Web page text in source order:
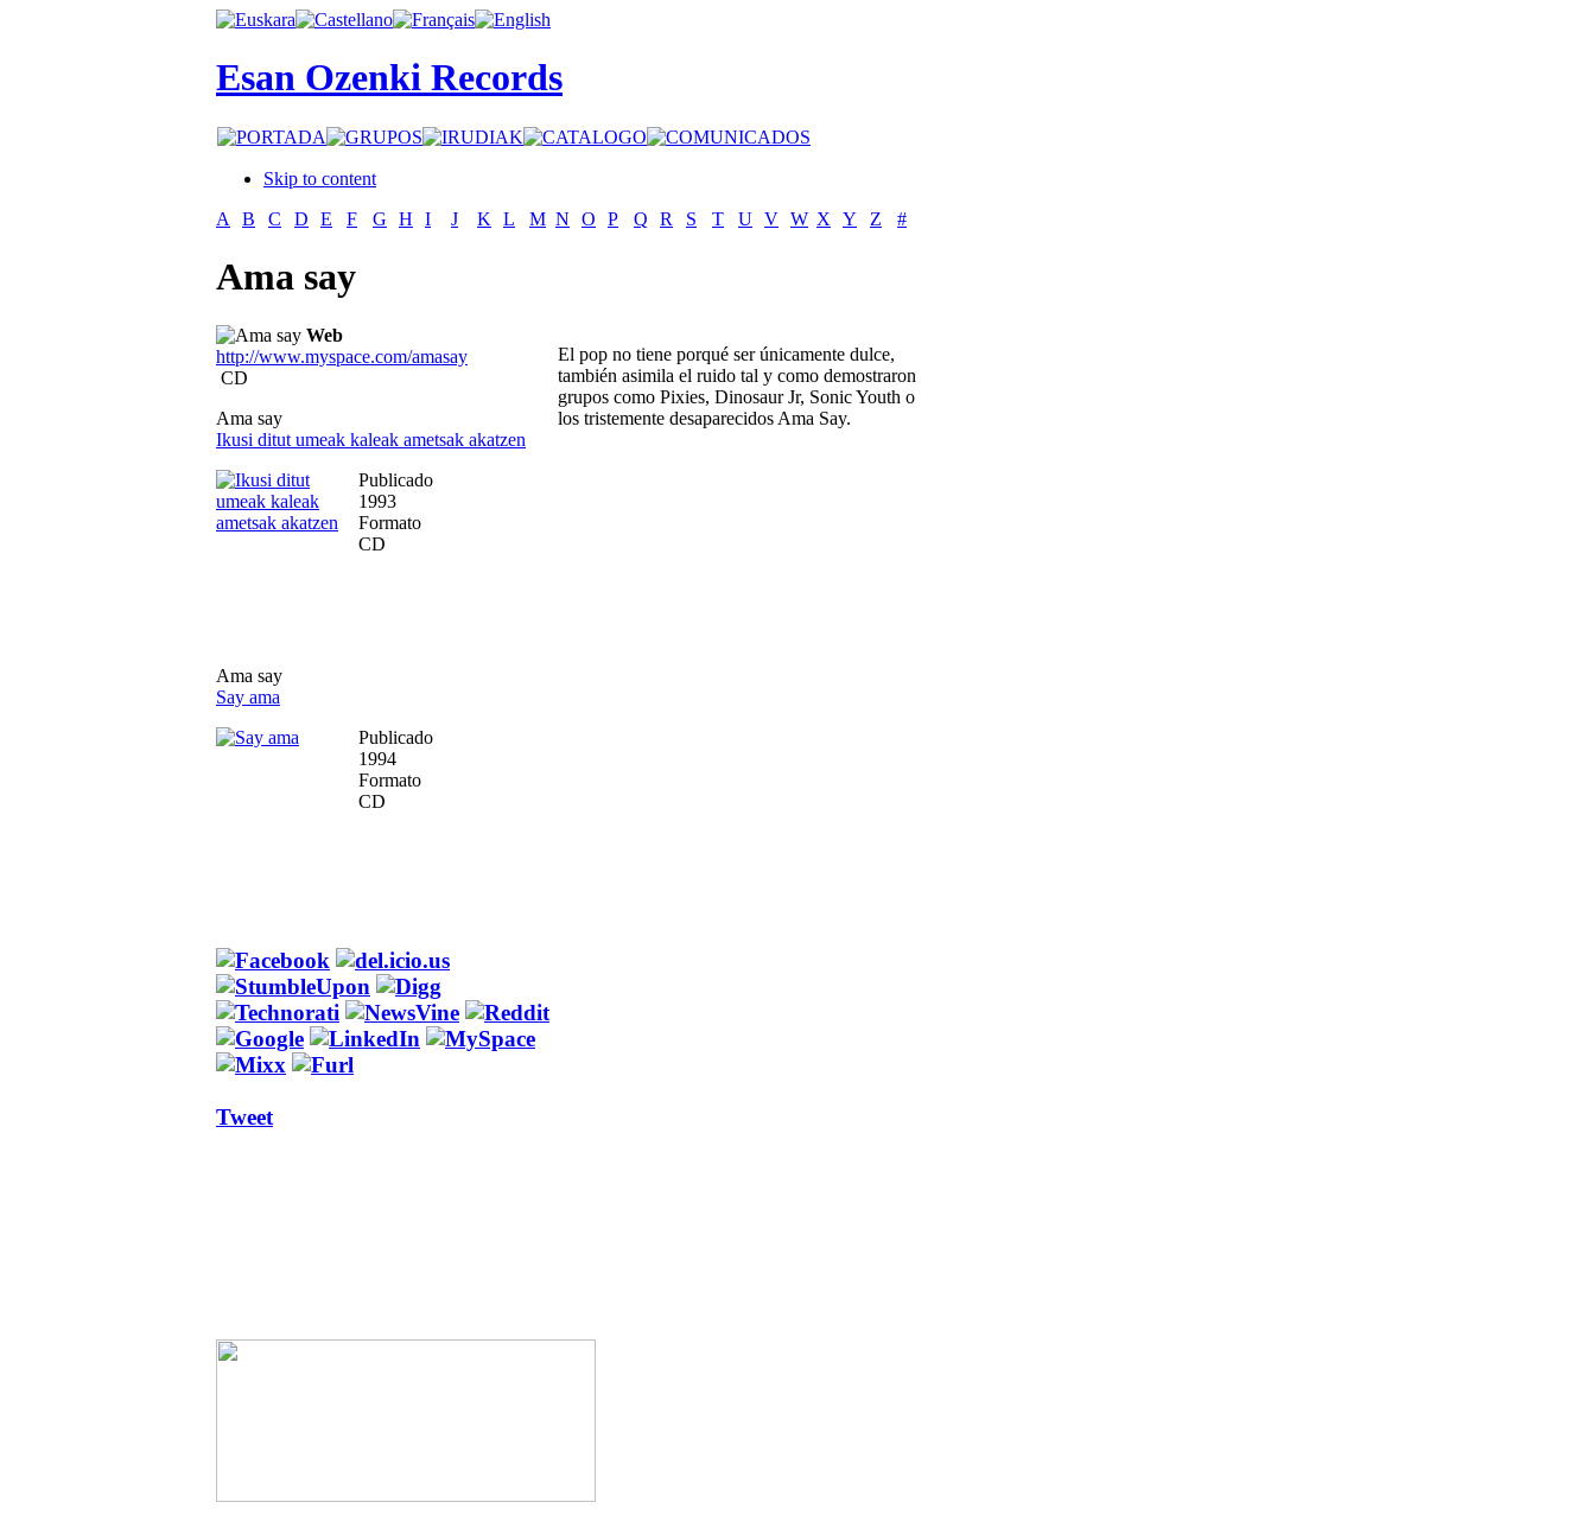
Esan Ozenki Records
Skip to content
A
B C D E F G H I J K L M N O P Q R S T U V W X Y Z #
Ama say
Web
http://www.myspace.com/amasay
CD
Ama say
Ikusi ditut umeak kaleak ametsak akatzen
Publicado
1993
Formato
CD
Ama say
Say ama
Publicado
1994
Formato
CD
Tweet
El pop no tiene porqué ser únicamente dulce,
también asimila el ruido tal y como demostraron
grupos como Pixies, Dinosaur Jr, Sonic Youth o
los tristemente desaparecidos Ama Say.